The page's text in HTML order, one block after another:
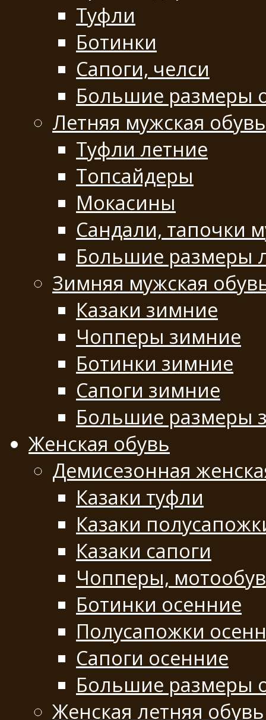
Туфли
Ботинки
Сапоги, челси
Большие размеры
Летняя мужская обувь
Туфли летние
Топсайдеры
Мокасины
Сандали, тапочки
Большие размеры
Зимняя мужская
Казаки зимние
Чопперы зимние
Ботинки зимние
Сапоги зимние
Большие размеры
Женская обувь
Демисезонная
Казаки туфли
Казаки
Казаки сапоги
Чопперы,
Ботинки осенние
Полусапожки
Сапоги осенние
Большие размеры
Женская летняя обувь